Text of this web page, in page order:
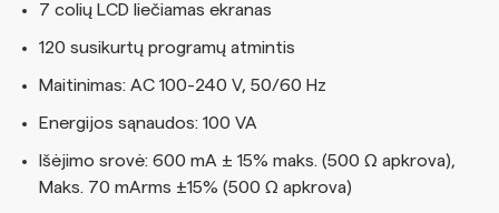
7 colių LCD liečiamas ekranas
120 susikurtų programų atmintis
Maitinimas: AC 100-240 V, 50/60 Hz
Energijos sąnaudos: 100 VA
Išėjimo srovė: 600 mA ± 15% maks. (500 Ω apkrova),
Maks. 70 mArms ±15% (500 Ω apkrova)